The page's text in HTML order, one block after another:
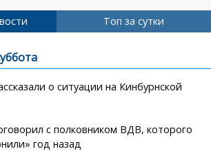
Топ за сутки
о ситуации на Кинбурнской
с полковником ВДВ, которого
год назад